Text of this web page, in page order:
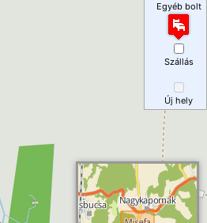
Egyéb bolt
Szállás
Új hely